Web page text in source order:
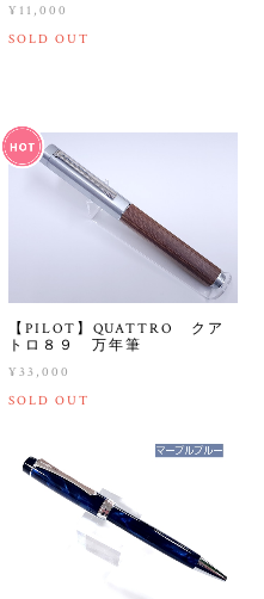
¥11,000
SOLD OUT
【PILOT】QUATTRO クア
トロ８９ 万年筆
¥33,000
SOLD OUT